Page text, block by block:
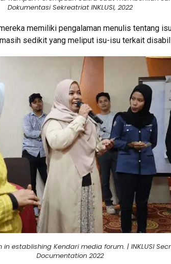
Dokumentasi Sekreatriat INKLUSI, 2022
memiliki pengalaman menulis tentang
sedikit yang meliput isu-isu terkait
in establishing Kendari media forum. | INKLUSI
Documentation 2022